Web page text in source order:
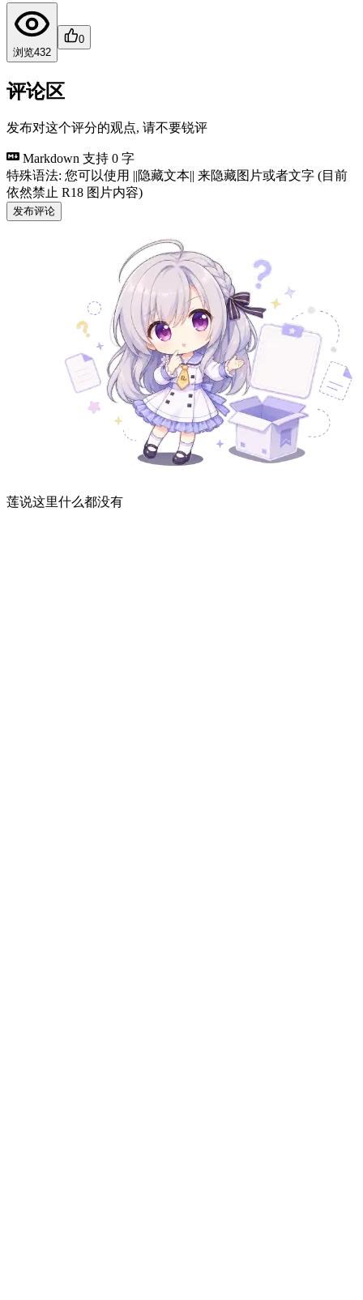
浏览432
0
评论区
发布对这个评分的观点, 请不要锐评
Markdown 支持 0 字
特殊语法: 您可以使用 ||隐藏文本|| 来隐藏图片或者文字 (目前
依然禁止 R18 图片内容)
发布评论
莲说这里什么都没有